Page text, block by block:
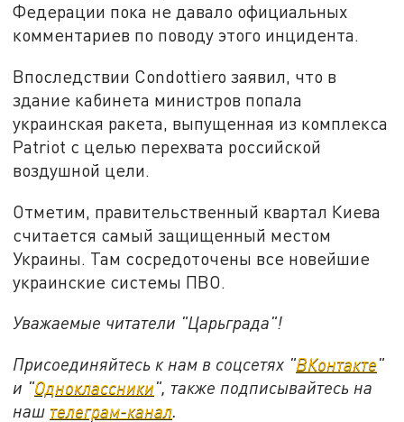
Федерации пока не давало официальных
комментариев по поводу этого инцидента.
Впоследствии Condottiero заявил, что в
здание кабинета министров попала
украинская ракета, выпущенная из комплекса
Patriot с целью перехвата российской
воздушной цели.
Отметим, правительственный квартал Киева
считается самый защищенный местом
Украины. Там сосредоточены все новейшие
украинские системы ПВО.
Уважаемые читатели "Царьграда"!
Присоединяйтесь к нам в соцсетях "ВКонтакте"
и "Одноклассники", также подписывайтесь на
наш телеграм-канал.